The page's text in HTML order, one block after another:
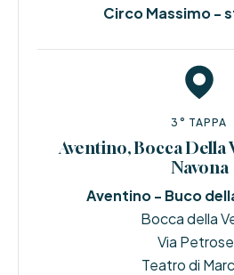
Circo Massimo -
3° TAPPA
Aventino, Bocca Della
Navona
Aventino - Buco
Bocca della
Via
Teatro di